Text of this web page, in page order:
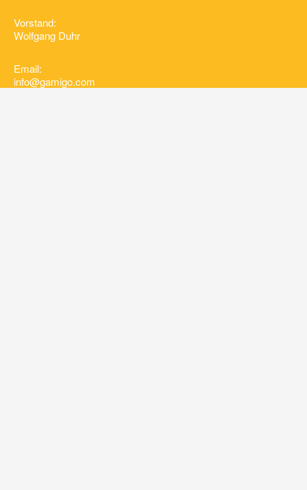
Vorstand:
Wolfgang Duhr
Email:
info@gamigo.com